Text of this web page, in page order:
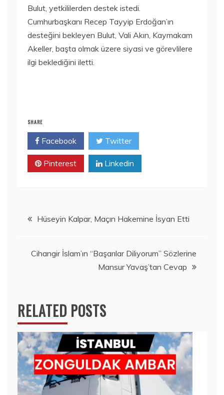
Bulut, yetkililerden destek istedi.
Cumhurbaşkanı Recep Tayyip Erdoğan’ın
desteğini bekleyen Bulut, Vali Akın, Kaymakam
Akeller, başta olmak üzere siyasi ve görevlilere
ilgi beklediğini iletti.
SHARE
Facebook Twitter
Pinterest Linkedin
YazıHüseyin Kalpar, Maçın Hakemine İsyan Etti
Cihangir İslam’ın “Başarılar Diliyorum” Sözlerine
Mansur Yavaş’tan Cevap
RELATED POSTS